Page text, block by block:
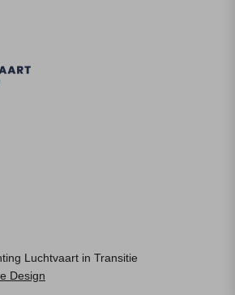
Luchtvaart in Transitie
Design